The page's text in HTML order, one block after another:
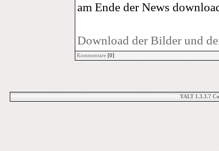
am Ende der News
Download der Bilder und
Kommentare [0]
YALT 1.3.3.7